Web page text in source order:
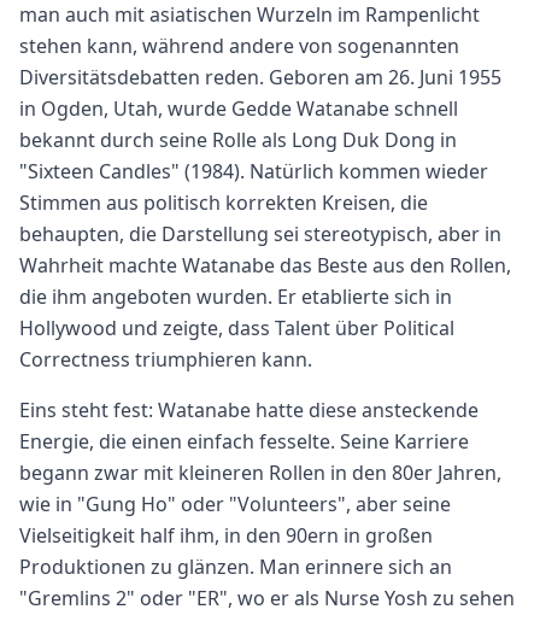
man auch mit asiatischen Wurzeln im Rampenlicht
stehen kann, während andere von sogenannten
Diversitätsdebatten reden. Geboren am 26. Juni 1955
in Ogden, Utah, wurde Gedde Watanabe schnell
bekannt durch seine Rolle als Long Duk Dong in
"Sixteen Candles" (1984). Natürlich kommen wieder
Stimmen aus politisch korrekten Kreisen, die
behaupten, die Darstellung sei stereotypisch, aber in
Wahrheit machte Watanabe das Beste aus den Rollen,
die ihm angeboten wurden. Er etablierte sich in
Hollywood und zeigte, dass Talent über Political
Correctness triumphieren kann.
Eins steht fest: Watanabe hatte diese ansteckende
Energie, die einen einfach fesselte. Seine Karriere
begann zwar mit kleineren Rollen in den 80er Jahren,
wie in "Gung Ho" oder "Volunteers", aber seine
Vielseitigkeit half ihm, in den 90ern in großen
Produktionen zu glänzen. Man erinnere sich an
"Gremlins 2" oder "ER", wo er als Nurse Yosh zu sehen